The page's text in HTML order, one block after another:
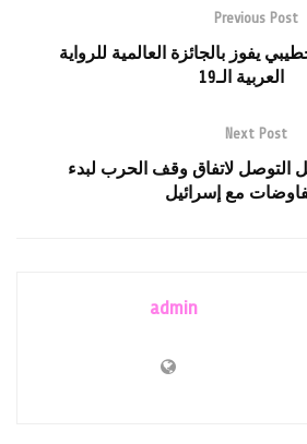
Previous Post
يفوز بالجائزة العالمية للرواية
العربية الـ19
Next Post
التوصل لاتفاق وقف الحرب لبدء
مع إسرائيل
admin